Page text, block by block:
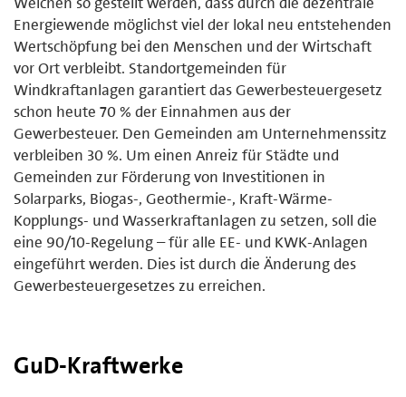
Energiewende möglichst viel der lokal neu entstehenden
Wertschöpfung bei den Menschen und der Wirtschaft
vor Ort verbleibt. Standortgemeinden für
Windkraftanlagen garantiert das Gewerbesteuergesetz
schon heute 70 % der Einnahmen aus der
Gewerbesteuer. Den Gemeinden am Unternehmenssitz
verbleiben 30 %. Um einen Anreiz für Städte und
Gemeinden zur Förderung von Investitionen in
Solarparks, Biogas-, Geothermie-, Kraft-Wärme-
Kopplungs- und Wasserkraftanlagen zu setzen, soll die
eine 90/10-Regelung – für alle EE- und KWK-Anlagen
eingeführt werden. Dies ist durch die Änderung des
Gewerbesteuergesetzes zu erreichen.
GuD-Kraftwerke